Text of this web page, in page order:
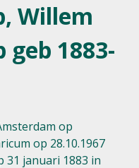
Willem
1883-
op
op 28.10.1967
31 januari 1883 in